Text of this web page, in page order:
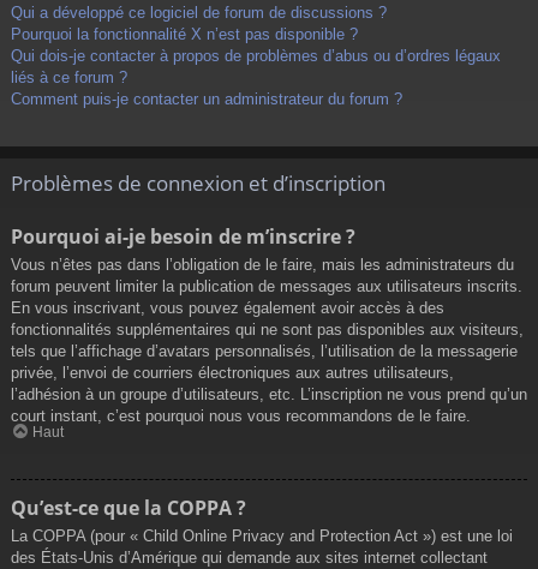
Qui a développé ce logiciel de forum de discussions ?
Pourquoi la fonctionnalité X n’est pas disponible ?
Qui dois-je contacter à propos de problèmes d’abus ou d’ordres légaux
liés à ce forum ?
Comment puis-je contacter un administrateur du forum ?
Problèmes de connexion et d’inscription
Pourquoi ai-je besoin de m’inscrire ?
Vous n’êtes pas dans l’obligation de le faire, mais les administrateurs du
forum peuvent limiter la publication de messages aux utilisateurs inscrits.
En vous inscrivant, vous pouvez également avoir accès à des
fonctionnalités supplémentaires qui ne sont pas disponibles aux visiteurs,
tels que l’affichage d’avatars personnalisés, l’utilisation de la messagerie
privée, l’envoi de courriers électroniques aux autres utilisateurs,
l’adhésion à un groupe d’utilisateurs, etc. L’inscription ne vous prend qu’un
court instant, c’est pourquoi nous vous recommandons de le faire.
Haut
Qu’est-ce que la COPPA ?
La COPPA (pour « Child Online Privacy and Protection Act ») est une loi
des États-Unis d’Amérique qui demande aux sites internet collectant